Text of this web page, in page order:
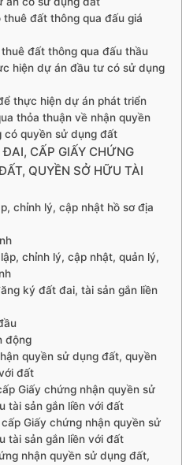
đất thông qua đấu giá
đất thông qua đấu thầu
hiện dự án đầu tư có sử dụng
thực hiện dự án phát triển
thỏa thuận về nhận quyền
có quyền sử dụng đất
CẤP GIẤY CHỨNG
QUYỀN SỞ HỮU TÀI
chỉnh lý, cập nhật hồ sơ địa
chỉnh lý, cập nhật, quản lý,
ký đất đai, tài sản gắn liền
động
quyền sử dụng đất, quyền
đất
Giấy chứng nhận quyền sử
tài sản gắn liền với đất
Giấy chứng nhận quyền sử
tài sản gắn liền với đất
nhận quyền sử dụng đất,